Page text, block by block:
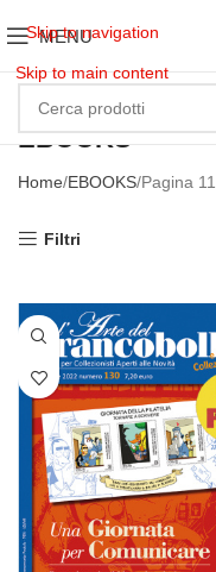
Skip to navigation
Skip to main content
MENU
EBOOKS
Home EBOOKS Pagina 11
Filtri